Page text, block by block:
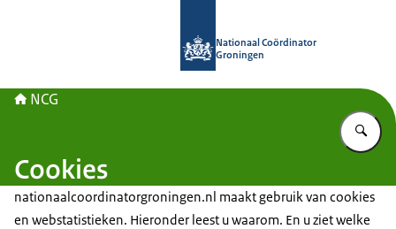
Nationaal Coördinator
Groningen
NCG
Cookies
nationaalcoordinatorgroningen.nl maakt gebruik van cookies
en webstatistieken. Hieronder leest u waarom. En u ziet welke